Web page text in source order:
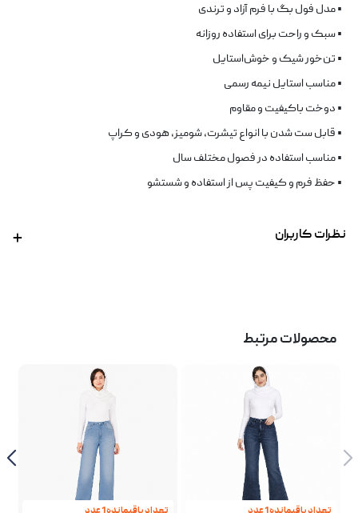
• مدل فول بگ با فرم آزاد و ترندی
• سبک و راحت برای استفاده روزانه
• تن‌خور شیک و خوش‌استایل
• مناسب استایل نیمه رسمی
• دوخت باکیفیت و مقاوم
• قابل ست شدن با انواع تیشرت، شومیز، هودی و کراپ
• مناسب استفاده در فصول مختلف سال
• حفظ فرم و کیفیت پس از استفاده و شستشو
نظرات کاربران
محصولات مرتبط